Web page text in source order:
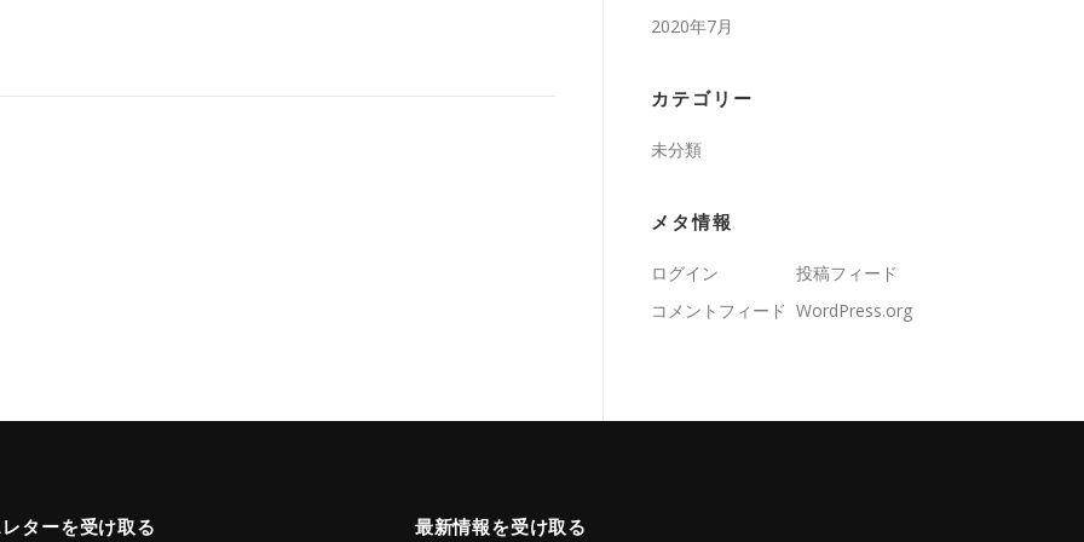
2020年7月
カテゴリー
未分類
メタ情報
ログイン
投稿フィード
コメントフィード WordPress.org
ターを受け取る 最新情報を受け取る